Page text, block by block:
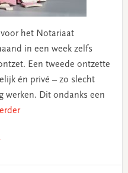
het Notariaat
in een week zelfs
Een tweede ontzette
én privé – zo slecht
werken. Dit ondanks een